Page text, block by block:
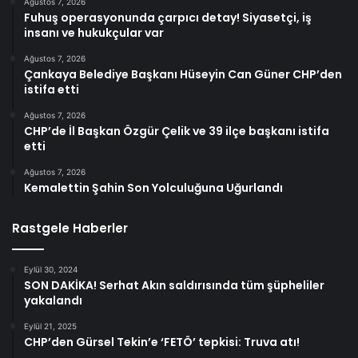
Fuhuş operasyonunda çarpıcı detay! Siyasetçi, iş
insanı ve hukukçular var
Ağustos 7, 2026
Çankaya Belediye Başkanı Hüseyin Can Güner CHP’den
istifa etti
Ağustos 7, 2026
CHP’de İl Başkan Özgür Çelik ve 39 ilçe başkanı istifa
etti
Ağustos 7, 2026
Kemalettin Şahin Son Yolculuğuna Uğurlandı
Rastgele Haberler
Eylül 30, 2024
SON DAKİKA! Serhat Akın saldırısında tüm şüpheliler
yakalandı
Eylül 21, 2025
CHP’den Gürsel Tekin’e ‘FETÖ’ tepkisi: Truva atı!